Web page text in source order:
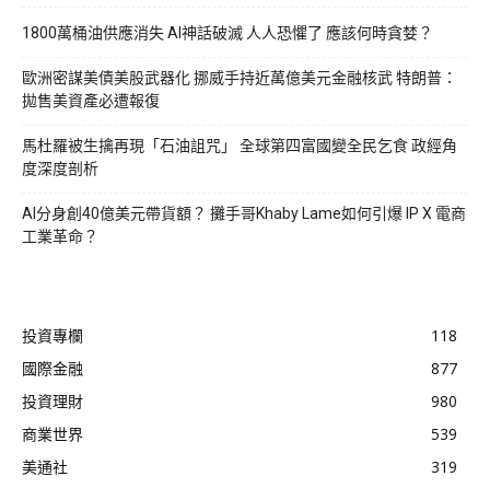
1800萬桶油供應消失 AI神話破滅 人人恐懼了 應該何時貪婪？
歐洲密謀美債美股武器化 挪威手持近萬億美元金融核武 特朗普：
拋售美資產必遭報復
馬杜羅被生擒再現「石油詛咒」 全球第四富國變全民乞食 政經角
度深度剖析
AI分身創40億美元帶貨額？ 攤手哥Khaby Lame如何引爆 IP X 電商
工業革命？
投資專欄
118
國際金融
877
投資理財
980
商業世界
539
美通社
319